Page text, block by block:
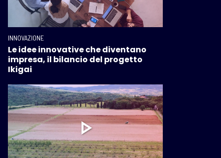
INNOVAZIONE
Le idee innovative che diventano
impresa, il bilancio del progetto
Ikigai